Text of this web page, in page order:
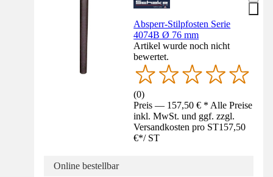
Absperr-Stilpfosten Serie
4074B Ø 76 mm
Artikel wurde noch nicht
bewertet.
(0)
Preis — 157,50 € * Alle Preise
inkl. MwSt. und ggf. zzgl.
Versandkosten pro ST157,50
€*/ ST
Online bestellbar